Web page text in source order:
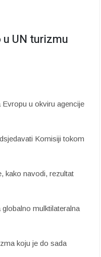
UN turizmu
u okviru agencije
Komisiji tokom
kako navodi, rezultat
mulktilateralna
koju je do sada